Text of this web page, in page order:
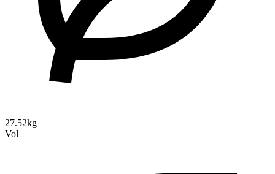
27.52kg
Vol